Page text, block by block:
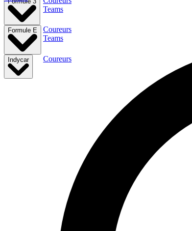
Teams
Formule E
Coureurs
Teams
Indycar Coureurs